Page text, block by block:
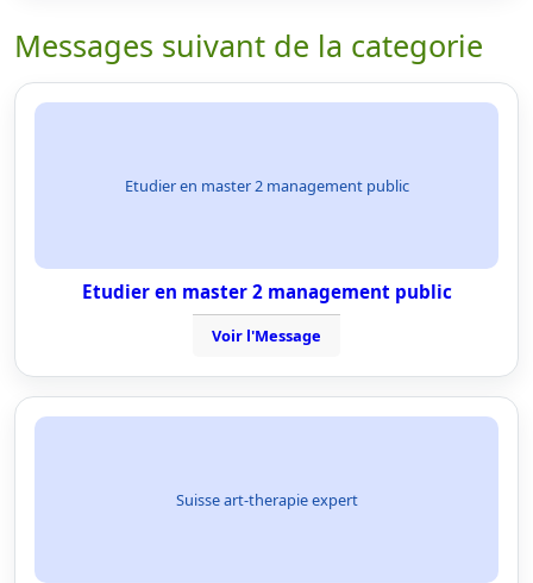
Messages suivant de la categorie
Etudier en master 2 management public
Etudier en master 2 management public
Voir l'Message
Suisse art-therapie expert